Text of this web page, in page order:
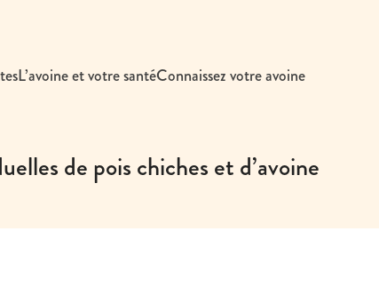
L’avoine et votre santéConnaissez votre avoine
de pois chiches et d’avoine